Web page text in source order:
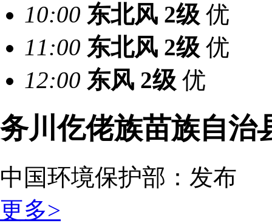
10:00 东北风 2级 优
11:00 东北风 2级 优
12:00 东风 2级 优
务川仡佬族苗族自治
中国环境保护部： 发布
更多>